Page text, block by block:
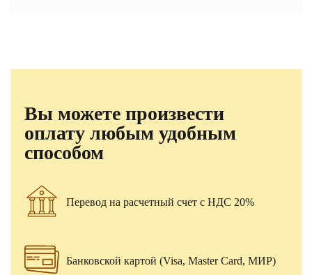
Вы можете произвести
оплату любым удобным
способом
Перевод на расчетный счет с НДС 20%
Банковской картой (Visa, Master Card, МИР)